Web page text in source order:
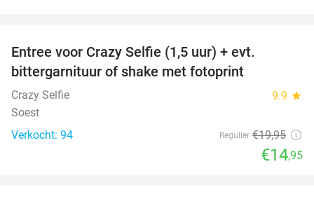
Entree voor Crazy Selfie (1,5 uur) + evt.
bittergarnituur of shake met fotoprint
Crazy Selfie 9.9 star
Soest
Verkocht: 94
Regulier €19,95
€14,95